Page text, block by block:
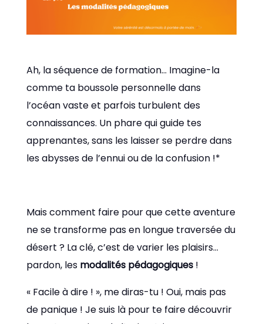
Ah, la séquence de formation… Imagine-la
comme ta boussole personnelle dans
l’océan vaste et parfois turbulent des
connaissances. Un phare qui guide tes
apprenantes, sans les laisser se perdre dans
les abysses de l’ennui ou de la confusion !*
Mais comment faire pour que cette aventure
ne se transforme pas en longue traversée du
désert ? La clé, c’est de varier les plaisirs…
pardon, les modalités pédagogiques!
« Facile à dire ! », me diras-tu ! Oui, mais pas
de panique ! Je suis là pour te faire découvrir